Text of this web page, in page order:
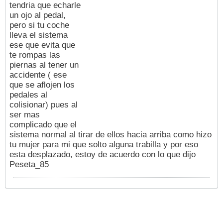
tendria que echarle
un ojo al pedal,
pero si tu coche
lleva el sistema
ese que evita que
te rompas las
piernas al tener un
accidente ( ese
que se aflojen los
pedales al
colisionar) pues al
ser mas
complicado que el
sistema normal al tirar de ellos hacia arriba como hizo
tu mujer para mi que solto alguna trabilla y por eso
esta desplazado, estoy de acuerdo con lo que dijo
Peseta_85